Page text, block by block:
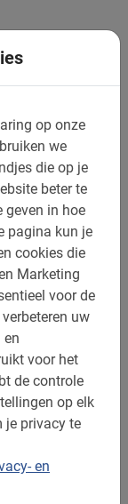
op onze
we
die op je
beter te
geven in hoe
pagina kun je
cookies die
Marketing
voor de
uw
en
voor het
de controle
op elk
je privacy te
en
met